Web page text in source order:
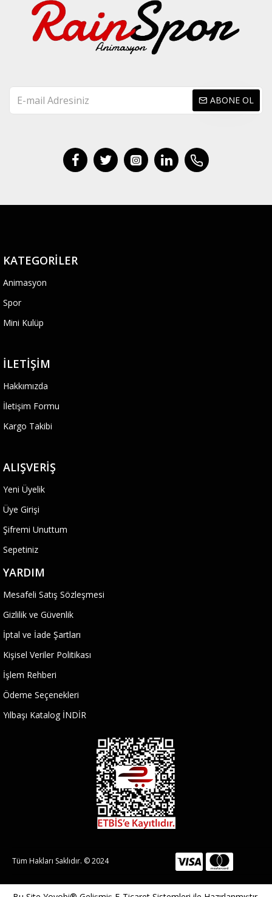
ABONE OL
KATEGORILER
Animasyon
Spor
Mini Kulüp
İLETIŞIM
Hakkımızda
İletişim Formu
Kargo Takibi
ALIŞVERIŞ
Yeni Üyelik
Üye Girişi
Şifremi Unuttum
Sepetiniz
YARDIM
Mesafeli Satış Sözleşmesi
Gizlilik ve Güvenlik
İptal ve İade Şartları
Kişisel Veriler Politikası
İşlem Rehberi
Ödeme Seçenekleri
Yılbaşı Katalog İNDİR
Tüm Hakları Saklıdır. © 2024